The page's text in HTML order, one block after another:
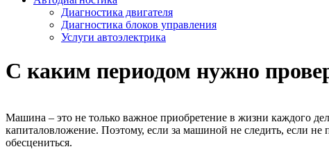
Диагностика двигателя
Диагностика блоков управления
Услуги автоэлектрика
С каким периодом нужно
Машина – это не только важное приобретение в жизни каждого
капиталовложение. Поэтому, если за машиной не следить, если
обесцениться.